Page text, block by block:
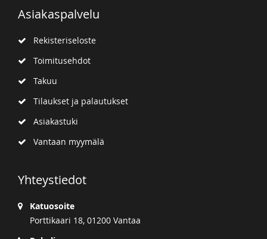
Asiakaspalvelu
Rekisteriseloste
Toimitusehdot
Takuu
Tilaukset ja palautukset
Asiakastuki
Vantaan myymälä
Yhteystiedot
Katuosoite
Porttikaari 18, 01200 Vantaa